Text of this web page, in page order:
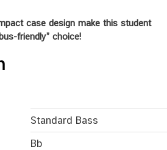
case design make this student
friendly” choice!
Standard Bass
Bb